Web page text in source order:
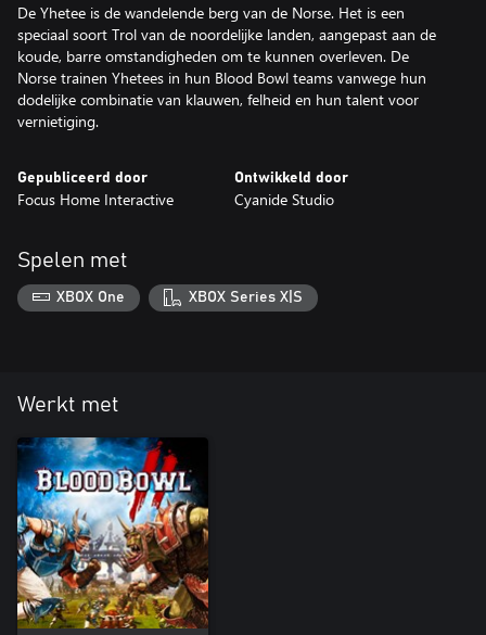
De Yhetee is de wandelende berg van de Norse. Het is een
speciaal soort Trol van de noordelijke landen, aangepast aan de
koude, barre omstandigheden om te kunnen overleven. De
Norse trainen Yhetees in hun Blood Bowl teams vanwege hun
dodelijke combinatie van klauwen, felheid en hun talent voor
vernietiging.
Gepubliceerd door
Focus Home Interactive
Ontwikkeld door
Cyanide Studio
Spelen met
XBOX One XBOX Series X|S
Werkt met